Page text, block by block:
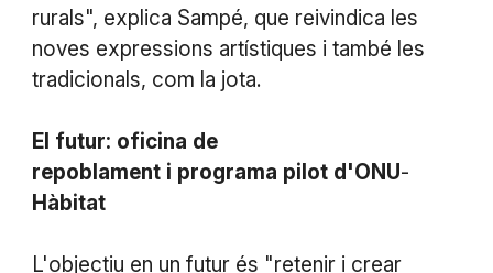
rurals", explica Sampé, que reivindica les
noves expressions artístiques i també les
tradicionals, com la jota.
El futur: oficina de
repoblament i programa pilot d'ONU-
Hàbitat
L'objectiu en un futur és "retenir i crear